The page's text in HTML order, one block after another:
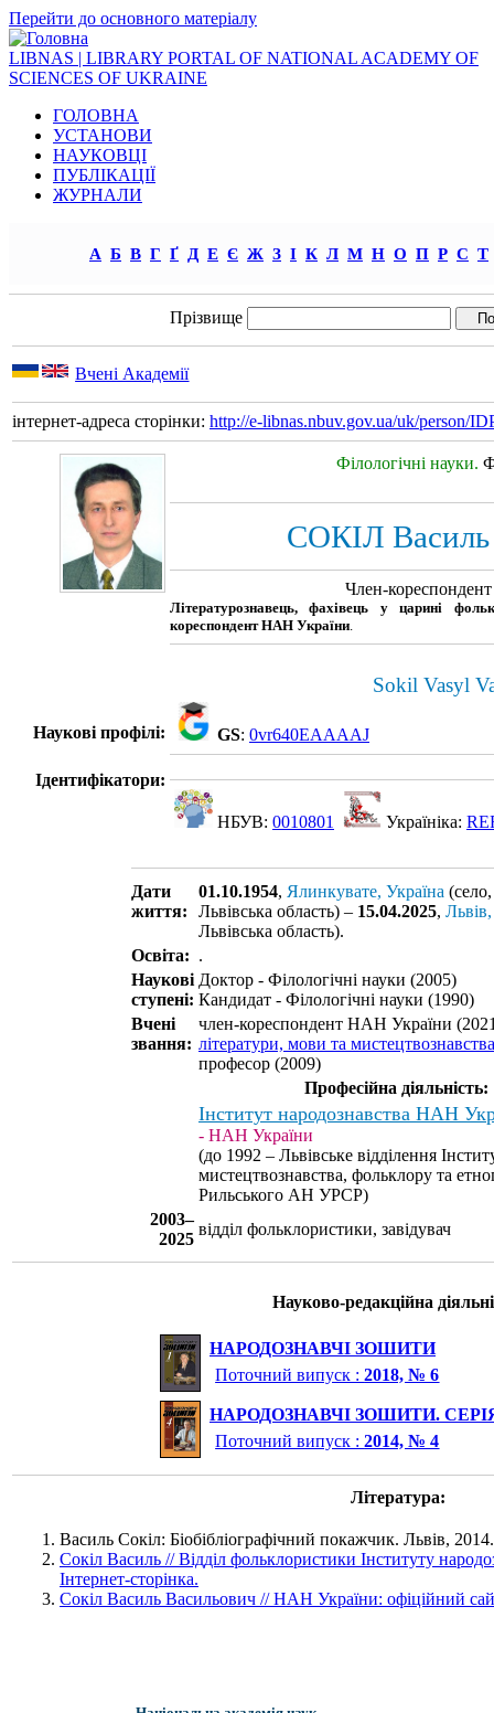
Перейти до основного матеріалу
LIBNAS | LIBRARY PORTAL OF NATIONAL ACADEMY OF
SCIENCES OF UKRAINE
ГОЛОВНА
УСТАНОВИ
НАУКОВЦІ
ПУБЛІКАЦІЇ
ЖУРНАЛИ
А Б В Г Ґ Д Е Є Ж З І К Л М Н О П Р С Т
Прізвище
Вчені Академії
інтернет-адреса сторінки: http://e-libnas.nbuv.gov.ua/uk/person/
Філологічні науки.
СОКІЛ Василь
Член-
Літературознавець, фахівець у царині
кореспондент НАН України
Sokil Vasyl
Наукові профілі: GS: 0vr640EAAAAJ
Ідентифікатори:
НБУВ: 0010801 Україніка:
Дати
життя:
01.10.1954, Ялинкувате, Україна
Львівська область) – 15.04.2025,
Львівська область).
Освіта: .
Наукові
ступені:
Доктор - Філологічні науки (2005)
Кандидат - Філологічні науки (1990)
Вчені
звання:
член-кореспондент НАН України
літератури, мови та мистецтвознавства
професор (2009)
Професійна діяльність:
Інститут народознавства НАН
- НАН України
(до 1992 – Львівське відділення
мистецтвознавства, фольклору та
Рильського АН УРСР)
2003–
2025
відділ фольклористики, завідувач
Науково-редакційна
НАРОДОЗНАВЧІ ЗОШИТИ
Поточний випуск :2018, № 6
НАРОДОЗНАВЧІ ЗОШИТИ.
Поточний випуск :2014, № 4
Література:
Василь Сокіл: Біобібліографічний покажчик. Львів,
Сокіл Василь // Відділ фольклористики Інституту
Інтернет-сторінка.
Сокіл Василь Васильович // НАН України: офіційний